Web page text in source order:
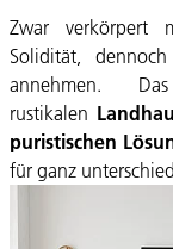
Zwar verkörpert
Solidität,
annehmen.
rustikalen
puristischen
für ganz